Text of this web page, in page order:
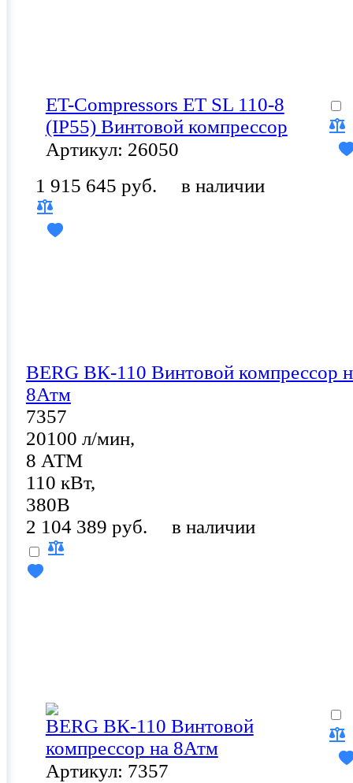
ET-Compressors ET SL 110-8
(IP55) Винтовой компрессор
Артикул: 26050
1 915 645 руб.
в наличии
BERG ВК-110 Винтовой компрессор
8Атм
7357
20100 л/мин,
8 АТМ
110 кВт,
380В
2 104 389 руб.
в наличии
BERG ВК-110 Винтовой
компрессор на 8Атм
Артикул: 7357